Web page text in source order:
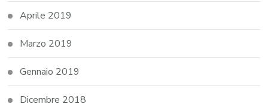
Aprile 2019
Marzo 2019
Gennaio 2019
Dicembre 2018